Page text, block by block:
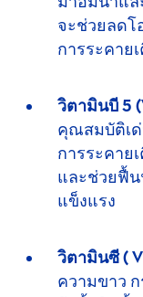
จะช่วยลดโ
การระคาย
วิตามินบี 5 (
คุณสมบัติเ
การระคาย
และช่วยฟื้
แข็งแรง
วิตามินซี (
ความขาว